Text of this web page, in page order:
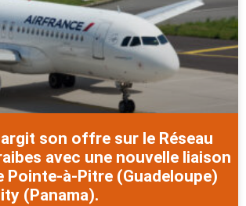
son offre sur le Réseau
avec une nouvelle liaison
Pointe-à-Pitre (Guadeloupe)
(Panama).